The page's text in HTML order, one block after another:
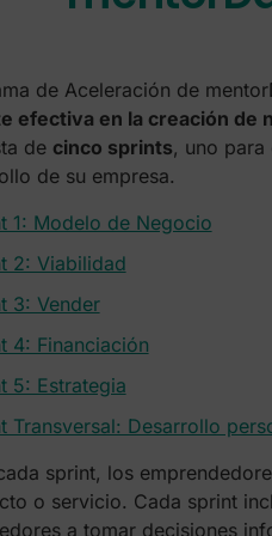
de Aceleración de
efectiva en la creación de
de cinco sprints, uno para
de su empresa.
1: Modelo de Negocio
2: Viabilidad
3: Vender
4: Financiación
5: Estrategia
Transversal: Desarrollo
sprint, los
o servicio. Cada sprint
a tomar decisiones